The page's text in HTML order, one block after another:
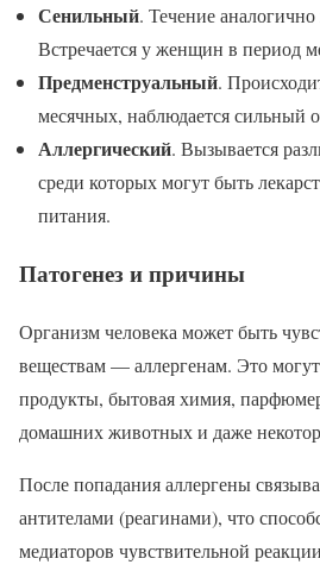
Сенильный. Течение
Встречается у женщин в период
Предменструальный.
месячных, наблюдается сильный
Аллергический. Вызывается
среди которых могут быть
питания.
Патогенез и причины
Организм человека может быть
веществам — аллергенам. Это
продукты, бытовая химия,
домашних животных и даже
После попадания аллергены
антителами (реагинами), что
медиаторов чувствительной